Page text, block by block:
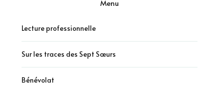
Menu
Lecture professionnelle
Sur les traces des Sept Sœurs
Bénévolat